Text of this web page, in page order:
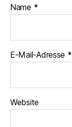
Name *
E-Mail-Adresse *
Website